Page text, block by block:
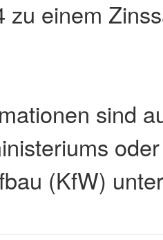
zu einem
sind
(KfW)